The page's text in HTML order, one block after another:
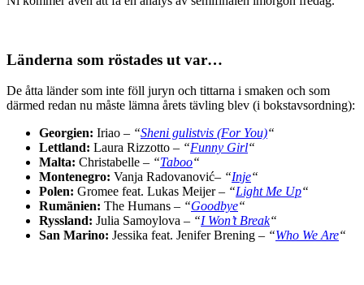
Länderna som röstades ut var…
De åtta länder som inte föll juryn och tittarna i smaken och som
därmed redan nu måste lämna årets tävling blev (i bokstavsordning):
Georgien: Iriao – “Sheni gulistvis (For You)“
Lettland: Laura Rizzotto – “Funny Girl“
Malta: Christabelle – “Taboo“
Montenegro: Vanja Radovanović– “Inje“
Polen: Gromee feat. Lukas Meijer – “Light Me Up“
Rumänien: The Humans – “Goodbye“
Ryssland: Julia Samoylova – “I Won’t Break“
San Marino: Jessika feat. Jenifer Brening – “Who We Are“